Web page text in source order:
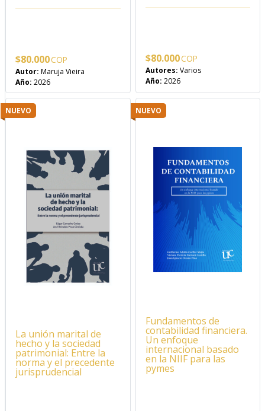
$80.000
Autor: Maruja Vieira
Año: 2026
$80.000
Autores: Varios
Año: 2026
NUEVO
La unión marital de
hecho y la sociedad
patrimonial: Entre la
norma y el precedente
jurisprudencial
NUEVO
Fundamentos de
contabilidad financiera.
Un enfoque
internacional basado
en la NIIF para las
pymes